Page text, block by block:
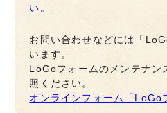
い。
お問い合わせなどには「
います。
LoGoフォームのメンテナ
照ください。
オンラインフォーム「LoGo